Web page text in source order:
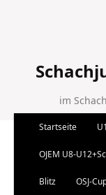
im
Zum Inhalt
Zum
Startseite
OJEM U8-
Blitz OSJ-